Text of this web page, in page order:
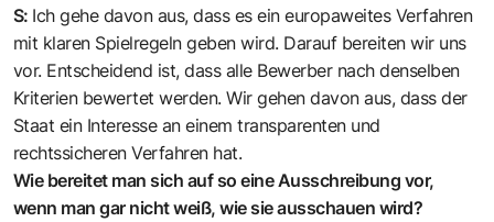
S: Ich gehe davon aus, dass es ein europaweites Verfahren
mit klaren Spielregeln geben wird. Darauf bereiten wir uns
vor. Entscheidend ist, dass alle Bewerber nach denselben
Kriterien bewertet werden. Wir gehen davon aus, dass der
Staat ein Interesse an einem transparenten und
rechtssicheren Verfahren hat.
Wie bereitet man sich auf so eine Ausschreibung vor,
wenn man gar nicht weiß, wie sie ausschauen wird?